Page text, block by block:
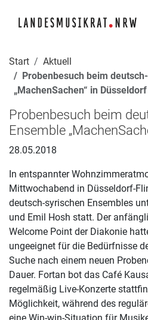
Start
Aktuell
Probenbesuch beim
„MachenSachen“ in Düsseldorf
Probenbesuch beim
Ensemble
28.05.2018
In entspannter
Mittwochabend in Düsseldorf-
deutsch-syrischen Ensembles
und Emil Hosh statt. Der
Welcome Point der Diakonie
ungeeignet für die Bedürfnisse
Suche nach einem neuen
Dauer. Fortan bot das Café
regelmäßig Live-Konzerte
Möglichkeit, während des